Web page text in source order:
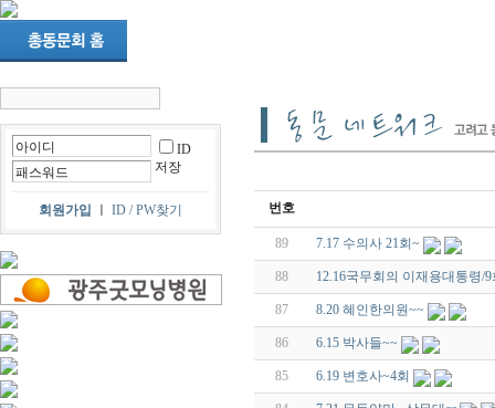
ID
저장
회원가입 ID / PW찾기 번호
89 7.17 수의사 21회~
88 12.16국무회의 이재용대통령/
87 8.20 혜인한의원~~
86 6.15 박사들~~
85 6.19 변호사~4회